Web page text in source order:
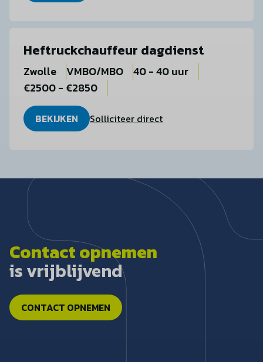
Heftruckchauffeur dagdienst
Zwolle VMBO/MBO
40 - 40 uur
€2500 - €2850
BEKIJKEN Solliciteer direct
Contact opnemen
is vrijblijvend
CONTACT OPNEMEN